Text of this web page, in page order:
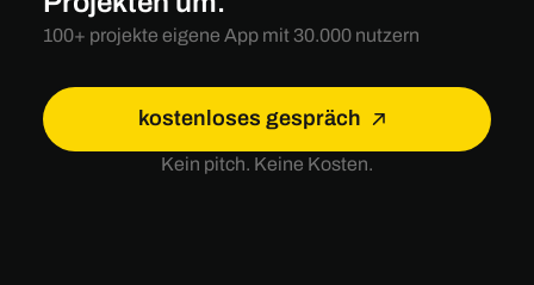
100+ projekte eigene App mit 30.000 nutzern
kostenloses gespräch
Kein pitch. Keine Kosten.